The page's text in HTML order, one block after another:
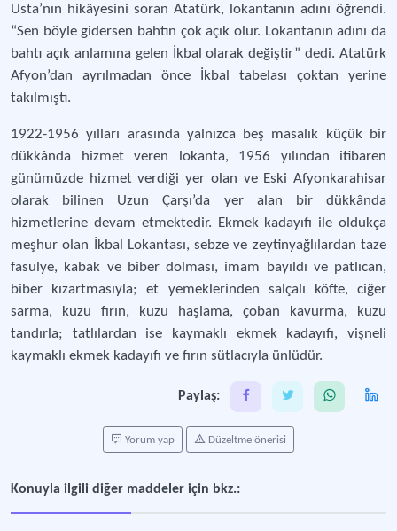
Usta’nın hikâyesini soran Atatürk, lokantanın adını öğrendi.
“Sen böyle gidersen bahtın çok açık olur. Lokantanın adını da
bahtı açık anlamına gelen İkbal olarak değiştir” dedi. Atatürk
Afyon’dan ayrılmadan önce İkbal tabelası çoktan yerine
takılmıştı.
1922-1956 yılları arasında yalnızca beş masalık küçük bir
dükkânda hizmet veren lokanta, 1956 yılından itibaren
günümüzde hizmet verdiği yer olan ve Eski Afyonkarahisar
olarak bilinen Uzun Çarşı’da yer alan bir dükkânda
hizmetlerine devam etmektedir. Ekmek kadayıfı ile oldukça
meşhur olan İkbal Lokantası, sebze ve zeytinyağlılardan taze
fasulye, kabak ve biber dolması, imam bayıldı ve patlıcan,
biber kızartmasıyla; et yemeklerinden salçalı köfte, ciğer
sarma, kuzu fırın, kuzu haşlama, çoban kavurma, kuzu
tandırla; tatlılardan ise kaymaklı ekmek kadayıfı, vişneli
kaymaklı ekmek kadayıfı ve fırın sütlacıyla ünlüdür.
Paylaş:
Yorum yap Düzeltme önerisi
Konuyla ilgili diğer maddeler için bkz.: